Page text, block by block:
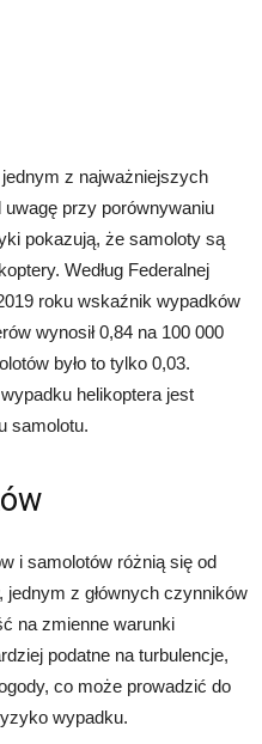
z najważniejszych
przy porównywaniu
pokazują, że samoloty są
Według Federalnej
roku wskaźnik wypadków
wynosił 0,84 na 100 000
było to tylko 0,03.
helikoptera jest
samolotu.
i samolotów różnią się od
z głównych czynników
na zmienne warunki
podatne na turbulencje,
co może prowadzić do
wypadku.